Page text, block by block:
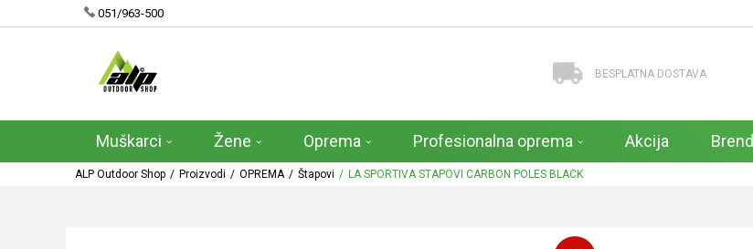
051/963-500
BESPLATNA DOSTAVA
Muškarci Žene Oprema Profesionalna oprema Akcija
ALP Outdoor Shop Proizvodi OPREMA Štapovi LA SPORTIVA STAPOVI CARBON POLES BLACK